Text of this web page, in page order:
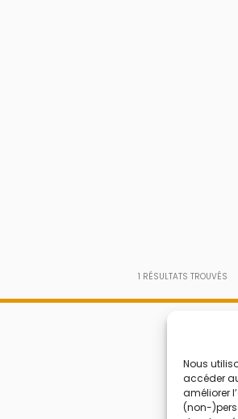
Nous
accéder
améliorer
(non-
1 RÉSULTATS TROUVÉS